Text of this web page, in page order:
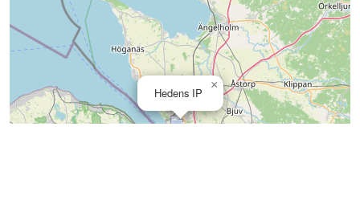
Hedens IP
×